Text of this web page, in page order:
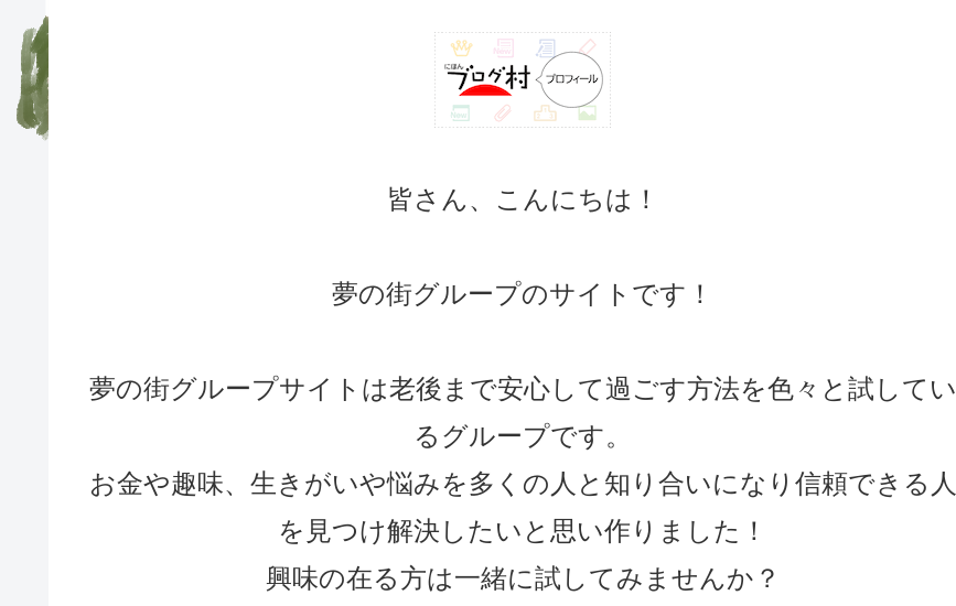
皆さん、こんにちは！
夢の街グループのサイトです！
夢の街グループサイトは老後まで安心して過ごす方法を色々と試してい
るグループです。
お金や趣味、生きがいや悩みを多くの人と知り合いになり信頼できる人
を見つけ解決したいと思い作りました！
興味の在る方は一緒に試してみませんか？